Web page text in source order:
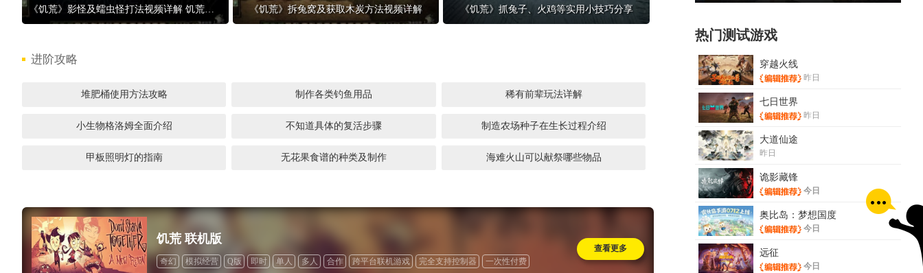
《饥荒》影怪及蠕虫怪打法视频详解 饥荒影怪怎么打 《饥荒》拆兔窝及获取木炭方法视频详解 《饥荒》抓兔子、火鸡等实用小技巧分享
进阶攻略
堆肥桶使用方法攻略 制作各类钓鱼用品 稀有前辈玩法详解
小生物格洛姆全面介绍 不知道具体的复活步骤 制造农场种子在生长过程介绍
甲板照明灯的指南 无花果食谱的种类及制作 海难火山可以献祭哪些物品
饥荒 联机版
奇幻 模拟经营 Q版 即时 单人 多人 合作 跨平台联机游戏 完全支持控制器 一次性付费
查看更多
热门测试游戏
穿越火线
昨日
七日世界
昨日
大道仙途
昨日
诡影藏锋
今日
奥比岛：梦想国度
今日
远征
今日